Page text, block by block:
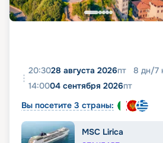
20:3028 августа 2026пт 8 дн/7
14:0004 сентября 2026пт
Вы посетите 3 страны:
MSC Lirica